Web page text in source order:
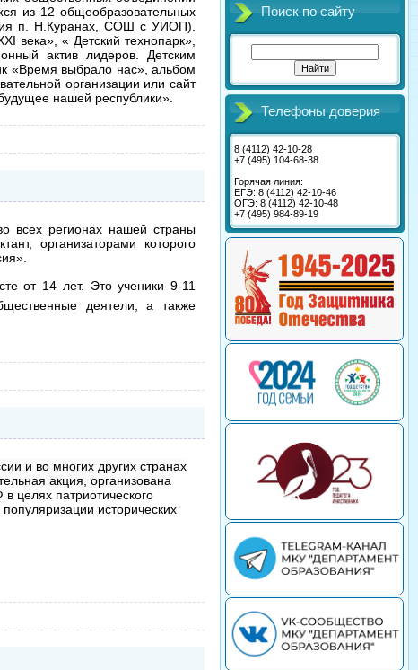
из 12 общеобразовательных
п. Н.Куранах, СОШ с УИОП).
века», « Детский технопарк»,
актив лидеров. Детским
«Время выбрало нас», альбом
организации или сайт
нашей республики».
всех регионах нашей страны
организаторами которого
от 14 лет. Это ученики 9-11
деятели, а также
и во многих других странах
акция, организована
в целях патриотического
исторических
Поиск по сайту
Телефоны доверия
8 (4112) 42-10-28
+7 (495) 104-68-38
Горячая линия:
ЕГЭ: 8 (4112) 42-10-46
ОГЭ: 8 (4112) 42-10-48
+7 (495) 984-89-19